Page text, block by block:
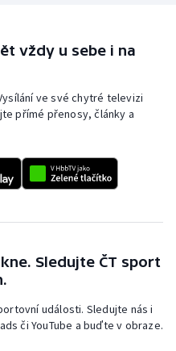
vždy u sebe i na
ve své chytré televizi
přímé přenosy, články a
Sledujte ČT sport
události. Sledujte nás i
či YouTube a buďte v obraze.